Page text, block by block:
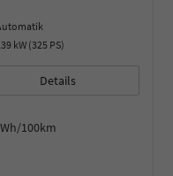
kW (325 PS)
Details
100km